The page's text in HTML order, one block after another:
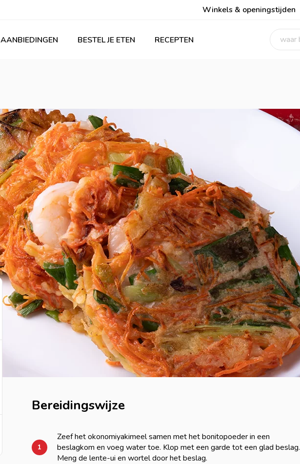
Winkels & openingstijden
AANBIEDINGEN BESTEL JE ETEN RECEPTEN
Bereidingswijze
1
Zeef het okonomiyakimeel samen met het bonitopoeder in een
beslagkom en voeg water toe. Klop met een garde tot een glad beslag.
Meng de lente-ui en wortel door het beslag.